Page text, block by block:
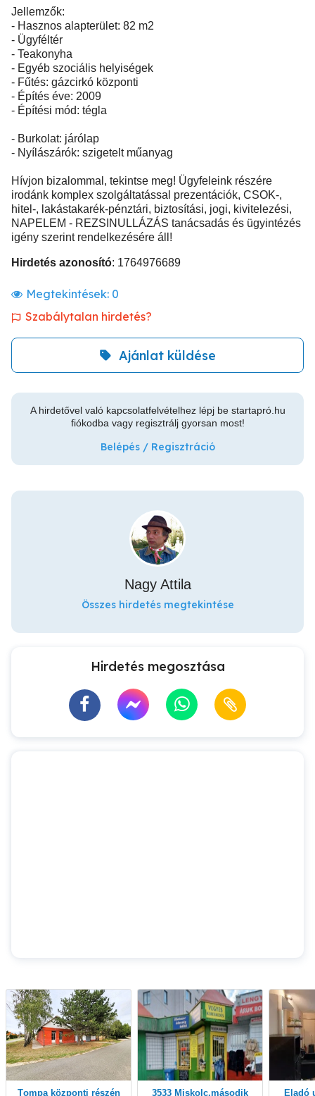
Jellemzők:
- Hasznos alapterület: 82 m2
- Ügyféltér
- Teakonyha
- Egyéb szociális helyiségek
- Fűtés: gázcirkó központi
- Építés éve: 2009
- Építési mód: tégla
- Burkolat: járólap
- Nyílászárók: szigetelt műanyag
Hívjon bizalommal, tekintse meg! Ügyfeleink részére
irodánk komplex szolgáltatással prezentációk, CSOK-,
hitel-, lakástakarék-pénztári, biztosítási, jogi, kivitelezési,
NAPELEM - REZSINULLÁZÁS tanácsadás és ügyintézés
igény szerint rendelkezésére áll!
Hirdetés azonosító: 1764976689
Megtekintések: 0
Szabálytalan hirdetés?
Ajánlat küldése
A hirdetővel való kapcsolatfelvételhez lépj be startapró.hu
fiókodba vagy regisztrálj gyorsan most!
Belépés / Regisztráció
Nagy Attila
Összes hirdetés megtekintése
Hirdetés megosztása
Tompa központi részén 3533 Miskolc,második Eladó utcai bejáratos,